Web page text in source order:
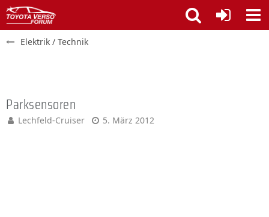
Elektrik / Technik
Parksensoren
Lechfeld-Cruiser 5. März 2012